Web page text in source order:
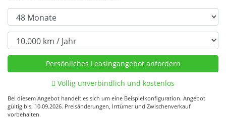
Völlig unverbindlich und kostenlos
Bei diesem Angebot handelt es sich um eine Beispielkonfiguration. Angebot
gültig bis: 10.09.2026. Preisänderungen, Irrtümer und Zwischenverkauf
vorbehalten.